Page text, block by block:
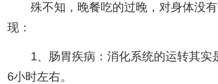
殊不知，晚餐吃的过晚，对身体没
现：
1、肠胃疾病：消化系统的运转其
6小时左右。